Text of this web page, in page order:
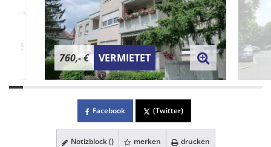
760,- € VERMIETET
Facebook (Twitter)
Notizblock () merken drucken